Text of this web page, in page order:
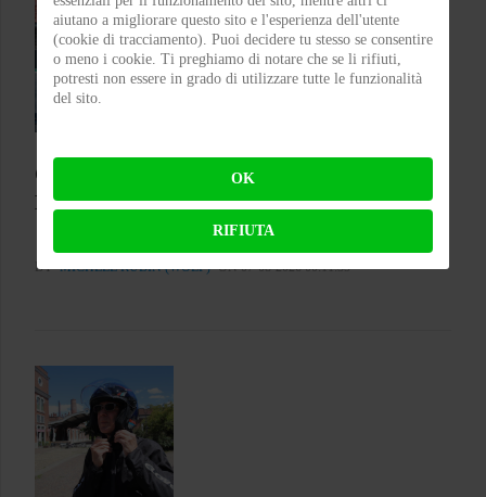
Colpo grosso in Superbike, arrivano le 1200!
Bentornata Aprilia?
BY MICHELE RUBIN (WOLF) ON 07-08-2026 00:11:35
aiutano a migliorare questo sito e l'esperienza dell'utente
(cookie di tracciamento). Puoi decidere tu stesso se consentire
o meno i cookie. Ti preghiamo di notare che se li rifiuti,
potresti non essere in grado di utilizzare tutte le funzionalità
del sito.
OK
RIFIUTA